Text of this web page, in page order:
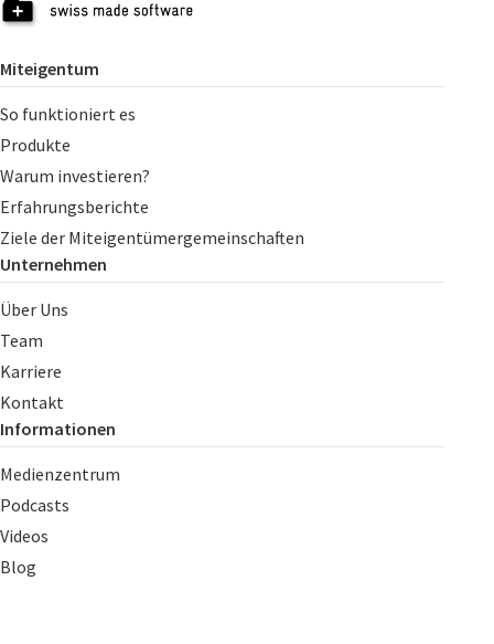
Miteigentum
So funktioniert es
Produkte
Warum investieren?
Erfahrungsberichte
Ziele der Miteigentümergemeinschaften
Unternehmen
Über Uns
Team
Karriere
Kontakt
Informationen
Medienzentrum
Podcasts
Videos
Blog